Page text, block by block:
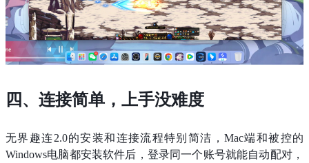
四、连接简单，上手没难度​
无界趣连2.0的安装和连接流程特别简洁，Mac端和被控的
Windows电脑都安装软件后，登录同一个账号就能自动配对，